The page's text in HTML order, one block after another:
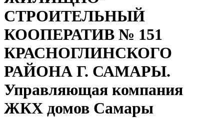
СТРОИТЕЛЬНЫЙ
КООПЕРАТИВ № 151
КРАСНОГЛИНСКОГО
РАЙОНА Г. САМАРЫ.
Управляющая компания
ЖКХ домов Самары